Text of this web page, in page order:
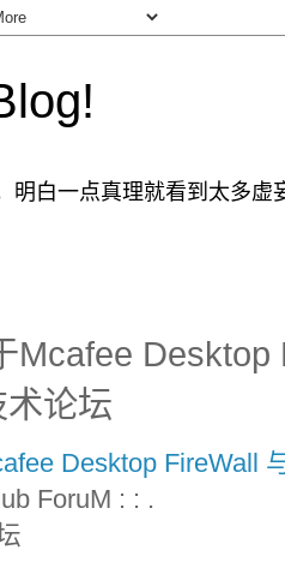
明白一点真理就看到太多虚
Mcafee
论坛
Desktop FireWall
ForuM : : .